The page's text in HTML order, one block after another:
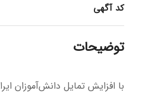
کد آگهی
توضیحات
با افزایش تمایل دانش‌آموزان